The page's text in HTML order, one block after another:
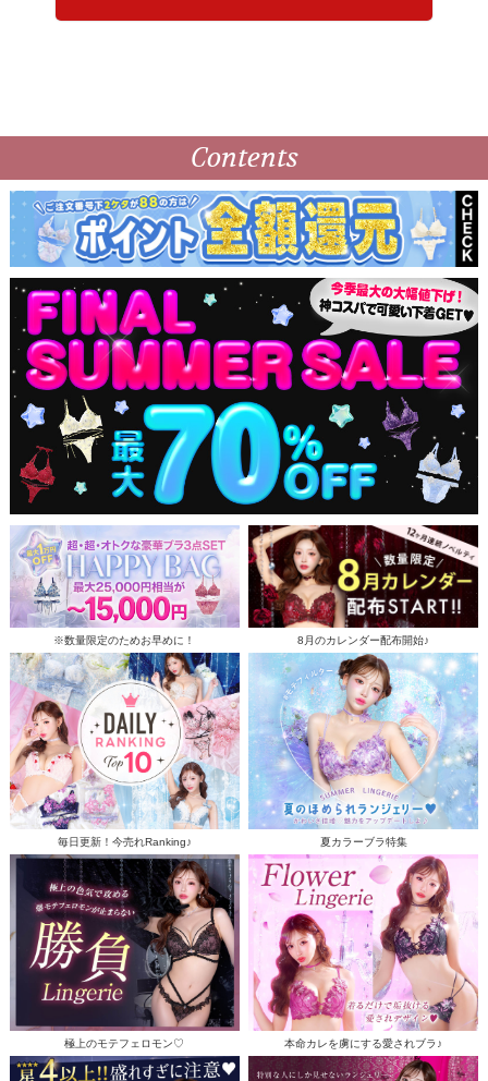
Contents
※数量限定のためお早めに！ 8月のカレンダー配布開始♪
毎日更新！今売れRanking♪ 夏カラーブラ特集
極上のモテフェロモン♡ 本命カレを虜にする愛されブラ♪